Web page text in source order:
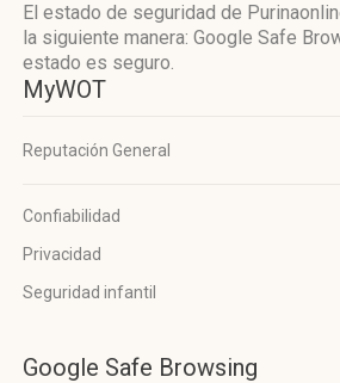
El estado de seguridad de
la siguiente manera: Google Safe
estado es seguro.
MyWOT
Reputación General
Confiabilidad
Privacidad
Seguridad infantil
Google Safe Browsing